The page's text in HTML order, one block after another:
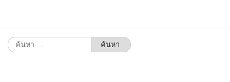
ค้นหา
สำหรับ: